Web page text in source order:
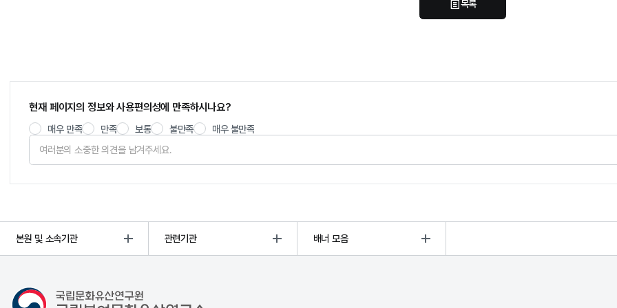
목록
현재 페이지의 정보와 사용편의성에 만족하시나요?
매우 만족 만족 보통 불만족 매우 불만족
본원 및 소속기관 관련기관 배너 모음
국립부여문화유산연구소